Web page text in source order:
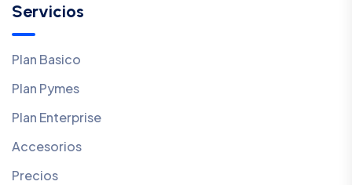
Servicios
Plan Basico
Plan Pymes
Plan Enterprise
Accesorios
Precios